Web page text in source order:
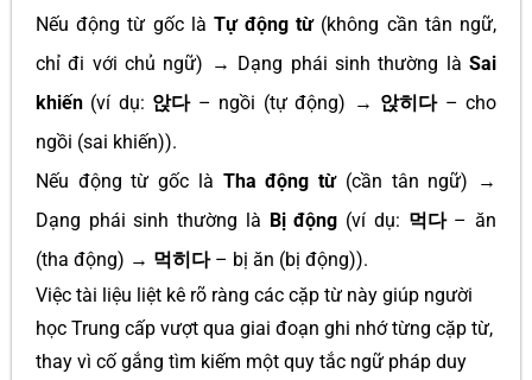
Nếu động từ gốc là Tự động từ(không cần tân ngữ,
chỉ đi với chủ ngữ) → Dạng phái sinh thường là Sai
khiến (ví dụ: 앉다– ngồi (tự động) → 앉히다– cho
ngồi (sai khiến)).
Nếu động từ gốc là Tha động từ(cần tân ngữ) →
Dạng phái sinh thường là Bị động (ví dụ: 먹다– ăn
(tha động) → 먹히다– bị ăn (bị động)).
Việc tài liệu liệt kê rõ ràng các cặp từ này giúp người
học Trung cấp vượt qua giai đoạn ghi nhớ từng cặp từ,
thay vì cố gắng tìm kiếm một quy tắc ngữ pháp duy